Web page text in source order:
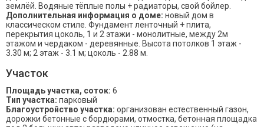
землёй. Водяные тёплые полы + радиаторы, свой бойлер.
Дополнительная информация о доме: новый дом в
классическом стиле. Фундамент ленточный + плита,
перекрытия цоколь, 1 и 2 этажи - монолитные, между 2м
этажом и чердаком - деревянные. Высота потолков 1 этаж -
3.30 м; 2 этаж - 3.1 м; цоколь - 2.88 м.
Участок
Площадь участка, соток: 6
Тип участка: парковый
Благоустройство участка: организован естественный газон,
дорожки бетонные с бордюрами, отмостка, бетонная площадка